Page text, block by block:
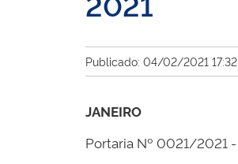
Publicado: 04/02/2021 17:32
JANEIRO
Portaria Nº 0021/2021 -